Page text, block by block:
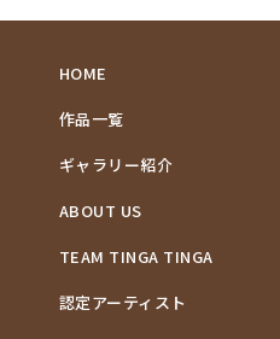
HOME
作品一覧
ギャラリー紹介
ABOUT US
TEAM TINGA TINGA
認定アーティスト